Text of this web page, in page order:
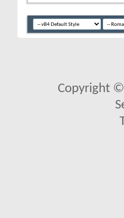
Copyright